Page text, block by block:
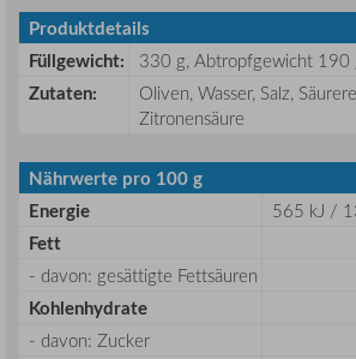
Produktdetails
Füllgewicht: 330 g, Abtropfgewicht 190
Zutaten:
Oliven, Wasser, Salz,
Zitronensäure
Nährwerte pro 100 g
Energie
565 kJ /
Fett
- davon: gesättigte Fettsäuren
Kohlenhydrate
- davon: Zucker